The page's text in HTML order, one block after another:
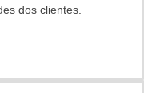
dos clientes.